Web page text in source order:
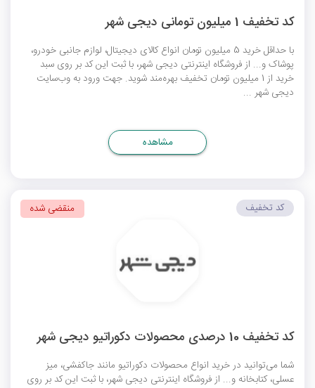
کد تخفیف 1 میلیون تومانی دیجی شهر
با حداقل خرید 5 میلیون تومان انواع کالای دیجیتال، لوازم جانبی خودرو،
پوشاک و... از فروشگاه اینترنتی دیجی شهر، با ثبت این کد بر روی سبد
خرید از 1 میلیون تومان تخفیف بهره‌مند شوید. جهت ورود به وب‌سایت
دیجی شهر ...
مشاهده
کد تخفیف 10 درصدی محصولات دکوراتیو دیجی شهر
شما می‌توانید در خرید انواع محصولات دکوراتیو مانند جاکفشی، میز
عسلی، کتابخانه و... از فروشگاه اینترنتی دیجی شهر، با ثبت این کد بر روی
کد تخفیف منقضی شده